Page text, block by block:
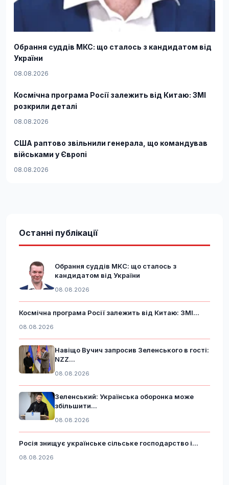
Обрання суддів МКС: що сталось з кандидатом від
України
08.08.2026
Космічна програма Росії залежить від Китаю: ЗМІ
розкрили деталі
08.08.2026
США раптово звільнили генерала, що командував
військами у Європі
08.08.2026
Останні публікації
Обрання суддів МКС: що сталось з
кандидатом від України
08.08.2026
Космічна програма Росії залежить від Китаю: ЗМІ...
08.08.2026
Навіщо Вучич запросив Зеленського в гості:
NZZ...
08.08.2026
Зеленський: Українська оборонка може
збільшити...
08.08.2026
Росія знищує українське сільське господарство і...
08.08.2026